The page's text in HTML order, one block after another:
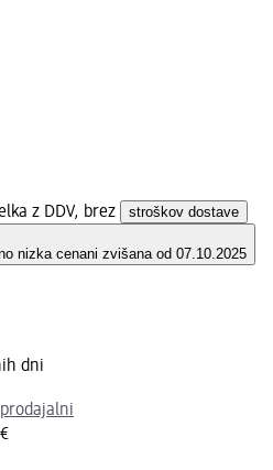
z DDV, brez stroškov dostave
nizka cenani zvišana od 07.10.2025
dni